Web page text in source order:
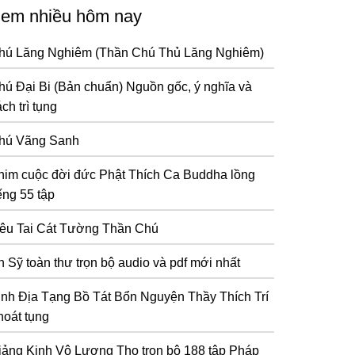
nhiều hôm nay
Lăng Nghiêm (Thần Chú Thủ Lăng Nghiêm)
Đại Bi (Bản chuẩn) Nguồn gốc, ý nghĩa và
trì tụng
Vãng Sanh
cuộc đời đức Phật Thích Ca Buddha lồng
55 tập
Tai Cát Tường Thần Chú
Sỹ toàn thư trọn bộ audio và pdf mới nhất
Địa Tạng Bồ Tát Bổn Nguyện Thầy Thích Trí
tụng
Kinh Vô Lượng Thọ trọn bộ 188 tập Pháp